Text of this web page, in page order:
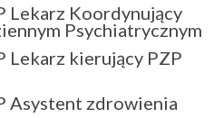
Lekarz Koordynujący
Psychiatrycznym
Lekarz kierujący PZP
Asystent zdrowienia